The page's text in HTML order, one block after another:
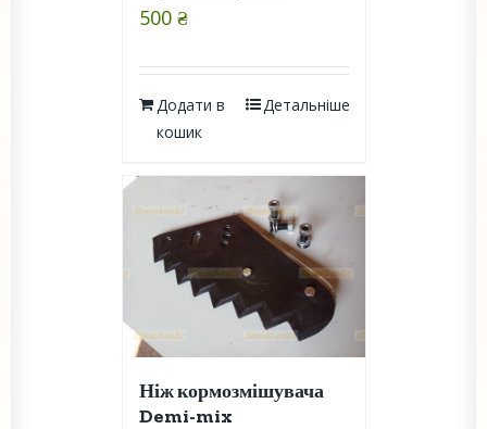
500 ₴
Додати в
кошик
Детальніше
Ніж кормозмішувача
Demi-mix